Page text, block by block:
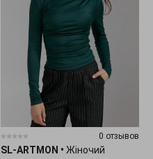
0 отзывов
SL-ARTMON • Жіночий